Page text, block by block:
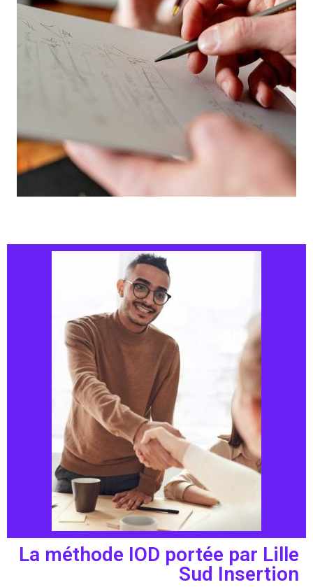
La méthode IOD portée par Lille
Sud Insertion